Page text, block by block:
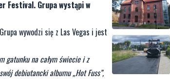
Festival. Grupa wystąpi w
wywodzi się z Las Vegas i jest
gatunku na całym świecie i z
debiutancki albumu „Hot Fuss”,